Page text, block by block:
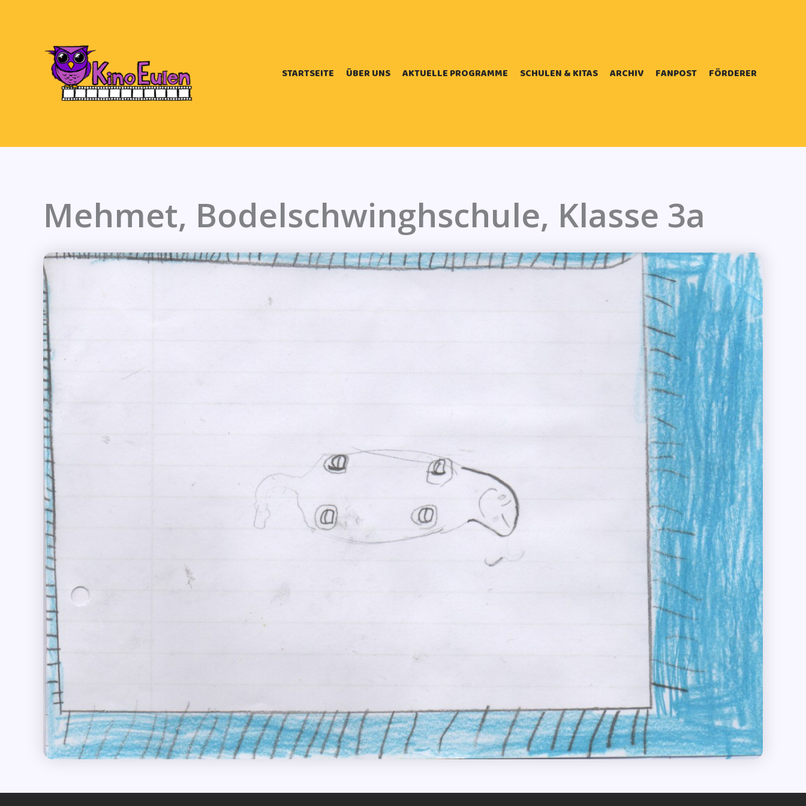
STARTSEITE ÜBER UNS AKTUELLE PROGRAMME SCHULEN & KITAS ARCHIV FANPOST FÖRDERER
Mehmet, Bodelschwinghschule, Klasse 3a